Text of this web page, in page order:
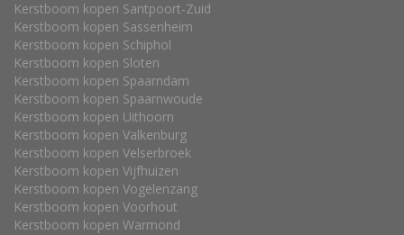
Kerstboom kopen Santpoort-Zuid
Kerstboom kopen Sassenheim
Kerstboom kopen Schiphol
Kerstboom kopen Sloten
Kerstboom kopen Spaarndam
Kerstboom kopen Spaarnwoude
Kerstboom kopen Uithoorn
Kerstboom kopen Valkenburg
Kerstboom kopen Velserbroek
Kerstboom kopen Vijfhuizen
Kerstboom kopen Vogelenzang
Kerstboom kopen Voorhout
Kerstboom kopen Warmond